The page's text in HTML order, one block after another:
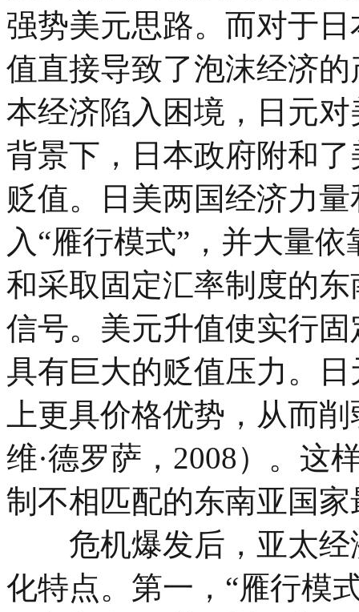
强势美元思路。而对于
值直接导致了泡沫经济
本经济陷入困境，日元
背景下，日本政府附和
贬值。日美两国经济力
入“雁行模式”，并大量
和采取固定汇率制度的
信号。美元升值使实行
具有巨大的贬值压力。
上更具价格优势，从而
维·德罗萨，2008）。这
制不相匹配的东南亚国
危机爆发后，亚太经
化特点。第一，“雁行模